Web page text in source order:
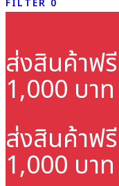
FILTER 0
ส่งสินค้าฟรี
1,000 บาท
ส่งสินค้าฟรี
1,000 บาท